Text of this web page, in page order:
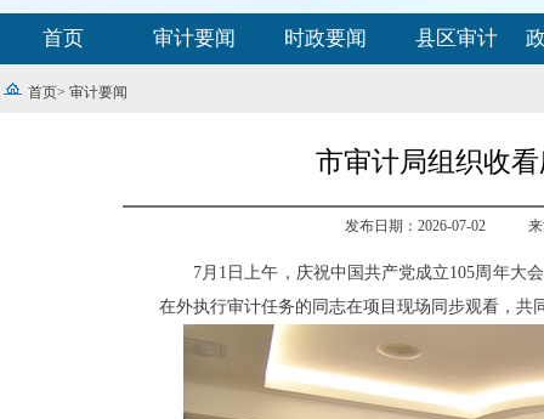
首页 审计要闻 时政要闻 县区审计
首页> 审计要闻
市审计局组织收
发布日期：2026-07-02
7月1日上午，庆祝中国共产党成立105周年大
在外执行审计任务的同志在项目现场同步观看，共